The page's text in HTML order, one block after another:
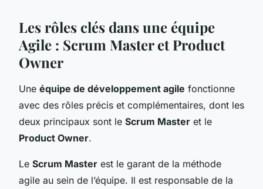
Les rôles clés dans une équipe
Agile : Scrum Master et Product
Owner
Une équipe de développement agile fonctionne
avec des rôles précis et complémentaires, dont les
deux principaux sont le Scrum Master et le
Product Owner.
Le Scrum Master est le garant de la méthode
agile au sein de l’équipe. Il est responsable de la